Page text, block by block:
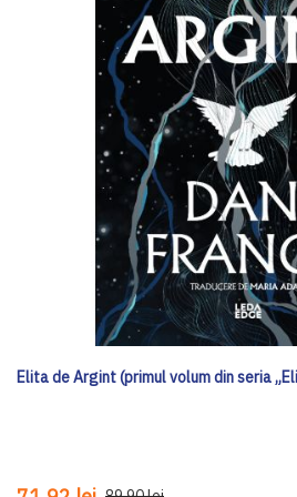
Elita de Argint (primul volum din seria